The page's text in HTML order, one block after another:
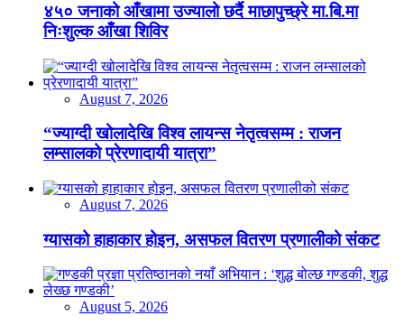
४५० जनाको आँखामा उज्यालो छर्दै माछापुच्छ्रे मा.बि.मा
निःशुल्क आँखा शिविर
August 7, 2026
“ज्याग्दी खोलादेखि विश्व लायन्स नेतृत्वसम्म : राजन
लम्सालको प्रेरणादायी यात्रा”
August 7, 2026
ग्यासको हाहाकार होइन, असफल वितरण प्रणालीको संकट
August 5, 2026